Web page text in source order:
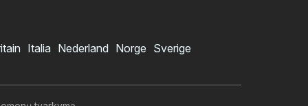
Italia Nederland Norge Sverige